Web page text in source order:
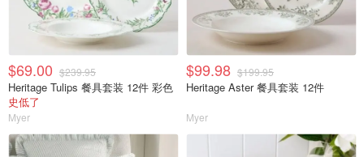
$69.00 $239.95
Heritage Tulips 餐具套装 12件 彩色
史低了
Myer
$99.98 $199.95
Heritage Aster 餐具套装 12件
Myer